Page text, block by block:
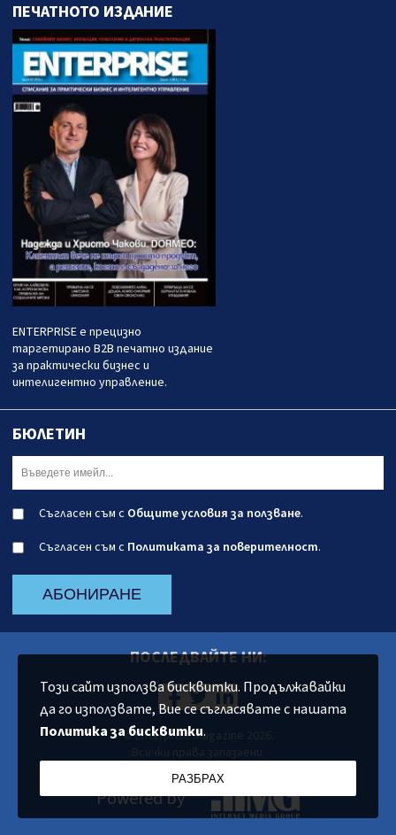
ПЕЧАТНОТО ИЗДАНИЕ
ENTERPRISE е прецизно
таргетирано B2B печатно издание
за практически бизнес и
интелигентно управление.
БЮЛЕТИН
Съгласен съм с Общите условия за ползване.
Съгласен съм с Политиката за поверителност.
АБОНИРАНЕ
ПОСЛЕДВАЙТЕ НИ:
© Enterprise Magazine 2026.
Powered by
Този сайт използва бисквитки. Продължавайки
да го използвате, Вие се съгласявате с нашата
Политика за бисквитки.
РАЗБРАХ